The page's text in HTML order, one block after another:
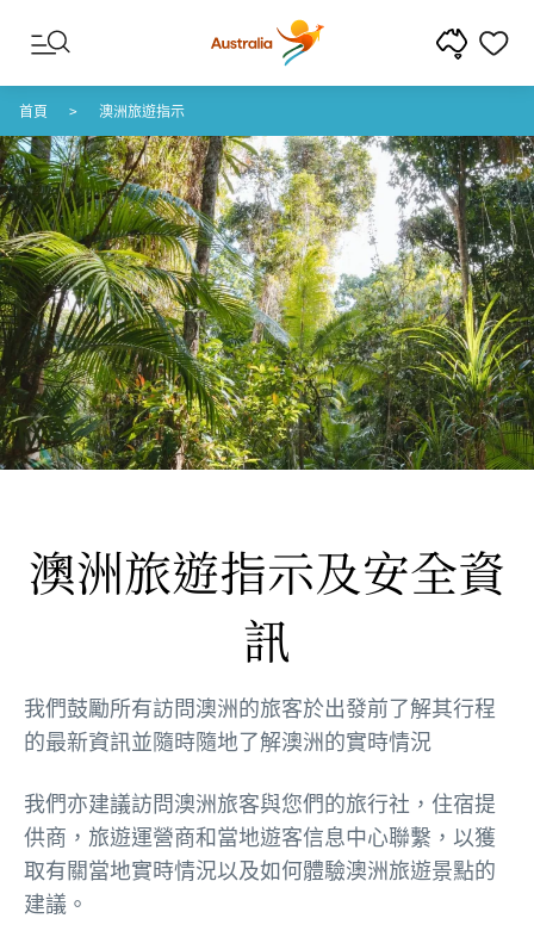
跳至內容
跳至頁尾導覽
首頁 澳洲旅遊指示
澳洲旅遊指示及安全資
訊
我們鼓勵所有訪問澳洲的旅客於出發前了解其行程
的最新資訊並隨時隨地了解澳洲的實時情況
我們亦建議訪問澳洲旅客與您們的旅行社，住宿提
供商，旅遊運營商和當地遊客信息中心聯繫，以獲
取有關當地實時情況以及如何體驗澳洲旅遊景點的
建議。